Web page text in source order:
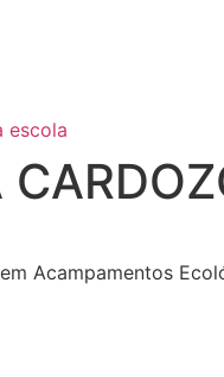
escola
Acampamentos